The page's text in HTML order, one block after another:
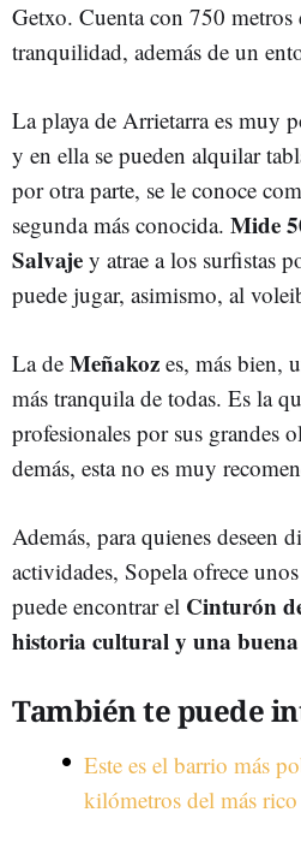
Getxo. Cuenta con 750
tranquilidad, además de un
La playa de Arrietarra es muy
y en ella se pueden alquilar
por otra parte, se le conoce
segunda más conocida. Mide
Salvaje y atrae a los surfistas
puede jugar, asimismo, al
La de Meñakoz es, más bien,
más tranquila de todas. Es la
profesionales por sus grandes
demás, esta no es muy
Además, para quienes deseen
actividades, Sopela ofrece
puede encontrar el Cinturón
historia cultural y una
También te puede
Este es el barrio más
kilómetros del más rico